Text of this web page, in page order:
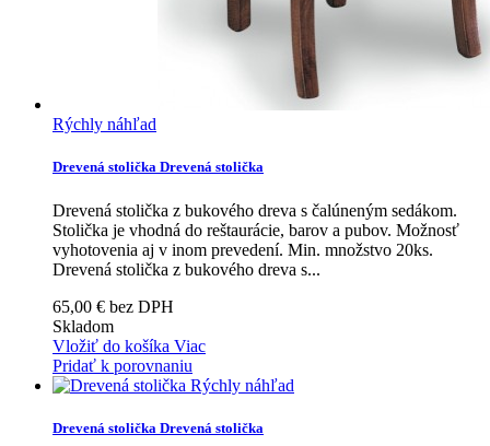
Rýchly náhľad
Drevená stolička Drevená stolička
Drevená stolička z bukového dreva s čalúneným sedákom.
Stolička je vhodná do reštaurácie, barov a pubov. Možnosť
vyhotovenia aj v inom prevedení. Min. množstvo 20ks.
Drevená stolička z bukového dreva s...
65,00 € bez DPH
Skladom
Vložiť do košíka Viac
Pridať k porovnaniu
Rýchly náhľad
Drevená stolička Drevená stolička